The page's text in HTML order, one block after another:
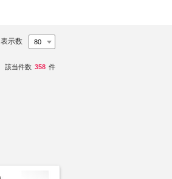
表示数
該当件数 358 件